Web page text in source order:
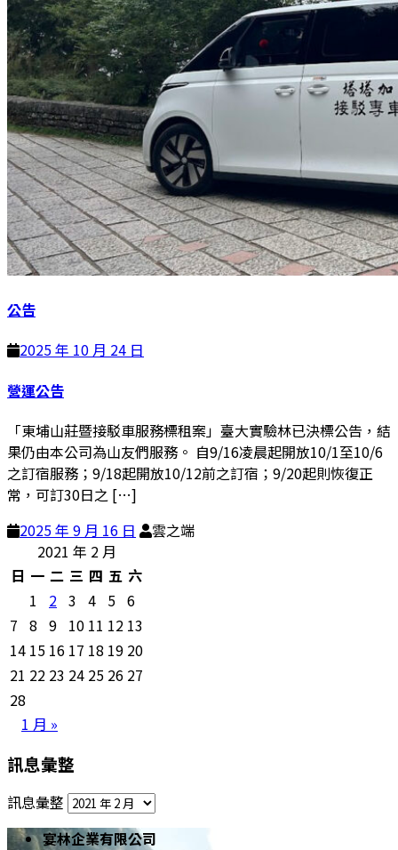
公告
2025 年 10 月 24 日
營運公告
「東埔山莊暨接駁車服務標租案」臺大實驗林已決標公告，結
果仍由本公司為山友們服務。 自9/16凌晨起開放10/1至10/6
之訂宿服務；9/18起開放10/12前之訂宿；9/20起則恢復正
常，可訂30日之 […]
2025 年 9 月 16 日
雲之端
2021 年 2 月
日 一 二 三 四 五 六
1
2 3 4 5 6
7 8 9 10 11 12 13
14 15 16 17 18 19 20
21 22 23 24 25 26 27
28
1 月 »
訊息彙整
訊息彙整
宴林企業有限公司